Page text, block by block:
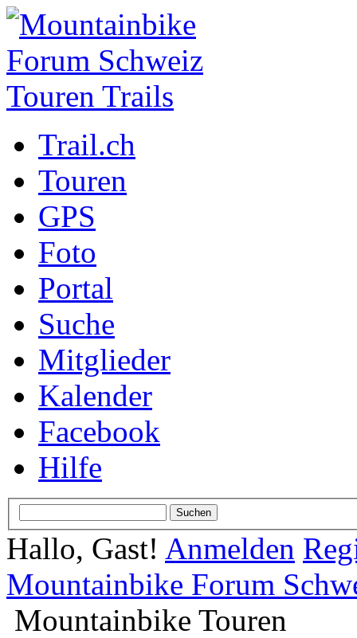
Trail.ch
Touren
GPS
Foto
Portal
Suche
Mitglieder
Kalender
Facebook
Hilfe
Hallo, Gast! Anmelden
Mountainbike Forum
Mountainbike Touren